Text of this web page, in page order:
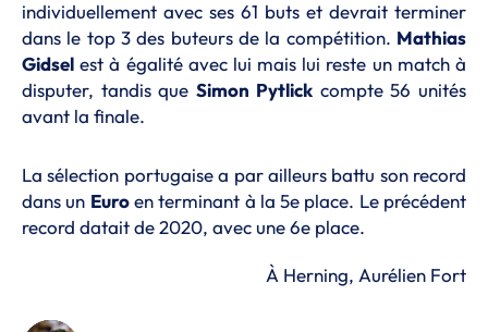
individuellement avec ses 61 buts et devrait terminer
dans le top 3 des buteurs de la compétition. Mathias
Gidsel est à égalité avec lui mais lui reste un match à
disputer, tandis que Simon Pytlick compte 56 unités
avant la finale.
La sélection portugaise a par ailleurs battu son record
dans un Euroen terminant à la 5e place. Le précédent
record datait de 2020, avec une 6e place.
À Herning, Aurélien Fort